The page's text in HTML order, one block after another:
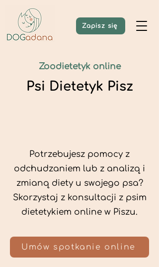
Zapisz się
Zoodietetyk online
Psi Dietetyk Pisz
Potrzebujesz pomocy z
odchudzaniem lub z analizą i
zmianą diety u swojego psa?
Skorzystaj z konsultacji z psim
dietetykiem online w Piszu.
Umów spotkanie online